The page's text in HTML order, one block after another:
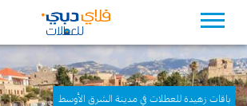
باقات زهيدة للعطلات في مدينة الشرق الأوسط